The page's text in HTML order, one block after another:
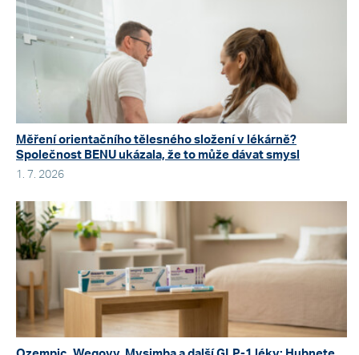
Měření orientačního tělesného složení v lékárně?
Společnost BENU ukázala, že to může dávat smysl
1. 7. 2026